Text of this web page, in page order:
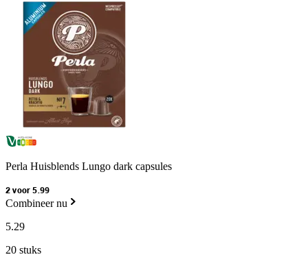
Perla Huisblends Lungo dark capsules
2 voor 5.99
Combineer nu
5.29
20 stuks